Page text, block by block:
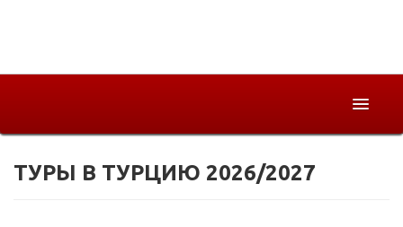
Горящие
ТУРЫ В ТУРЦИЮ 2026/2027